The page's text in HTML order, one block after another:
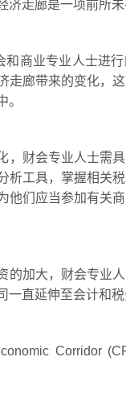
济走廊是一项前所未
和商业专业人士进
走廊带来的变化，
，财会专业人士需
析工具，掌握相关
他们应当参加有关
的加大，财会专业
直延伸至会计和税
Corridor